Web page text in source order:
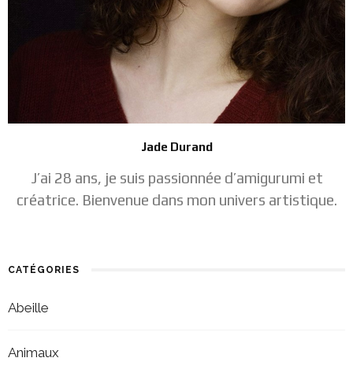
Jade Durand
J’ai 28 ans, je suis passionnée d’amigurumi et
créatrice. Bienvenue dans mon univers artistique.
CATÉGORIES
Abeille
Animaux